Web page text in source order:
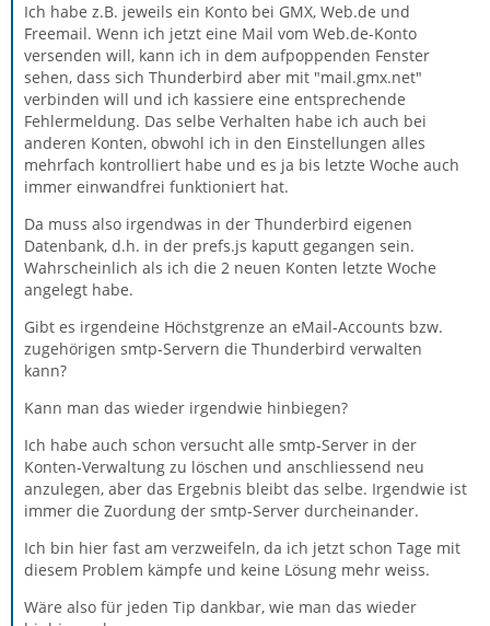
Ich habe z.B. jeweils ein Konto bei GMX, Web.de und
Freemail. Wenn ich jetzt eine Mail vom Web.de-Konto
versenden will, kann ich in dem aufpoppenden Fenster
sehen, dass sich Thunderbird aber mit "mail.gmx.net"
verbinden will und ich kassiere eine entsprechende
Fehlermeldung. Das selbe Verhalten habe ich auch bei
anderen Konten, obwohl ich in den Einstellungen alles
mehrfach kontrolliert habe und es ja bis letzte Woche auch
immer einwandfrei funktioniert hat.
Da muss also irgendwas in der Thunderbird eigenen
Datenbank, d.h. in der prefs.js kaputt gegangen sein.
Wahrscheinlich als ich die 2 neuen Konten letzte Woche
angelegt habe.
Gibt es irgendeine Höchstgrenze an eMail-Accounts bzw.
zugehörigen smtp-Servern die Thunderbird verwalten
kann?
Kann man das wieder irgendwie hinbiegen?
Ich habe auch schon versucht alle smtp-Server in der
Konten-Verwaltung zu löschen und anschliessend neu
anzulegen, aber das Ergebnis bleibt das selbe. Irgendwie ist
immer die Zuordung der smtp-Server durcheinander.
Ich bin hier fast am verzweifeln, da ich jetzt schon Tage mit
diesem Problem kämpfe und keine Lösung mehr weiss.
Wäre also für jeden Tip dankbar, wie man das wieder